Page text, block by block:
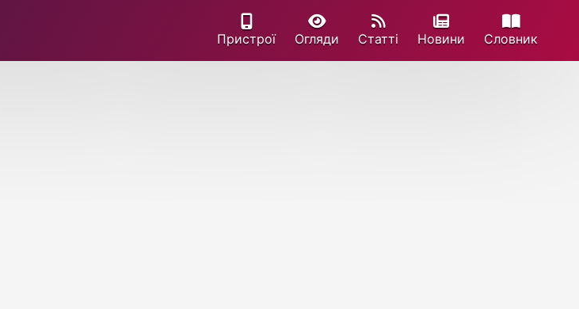
Пристрої Огляди Статті Новини Cловник